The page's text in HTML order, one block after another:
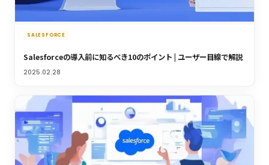
SALESFORCE
Salesforceの導入前に知るべき10のポイント | ユーザー目線で解説
2025.02.28